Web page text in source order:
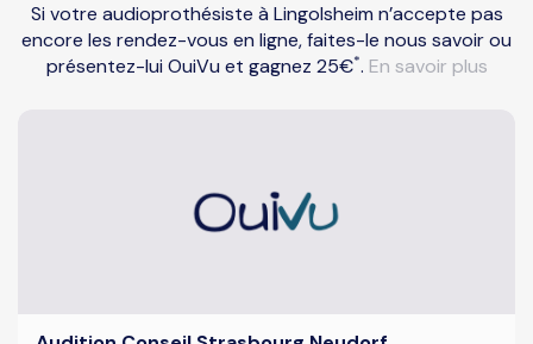
Si votre audioprothésiste à Lingolsheim n’accepte pas
encore les rendez-vous en ligne, faites-le nous savoir ou
présentez-lui OuiVu et gagnez 25€*. En savoir plus